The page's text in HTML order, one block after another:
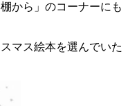
から」のコーナーにも
マス絵本を選んでいた